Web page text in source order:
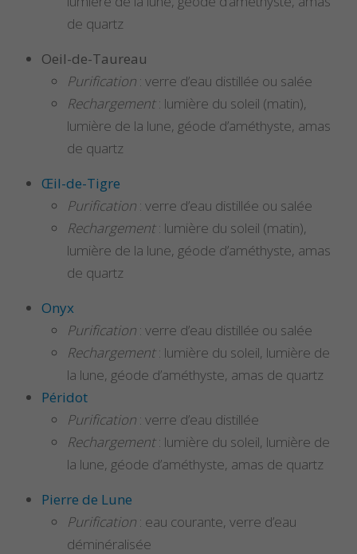
de quartz
Oeil-de-Taureau
Purification : verre d’eau distillée ou salée
Rechargement: lumière du soleil (matin),
lumière de la lune, géode d’améthyste, amas
de quartz
Œil-de-Tigre
Purification : verre d’eau distillée ou salée
Rechargement: lumière du soleil (matin),
lumière de la lune, géode d’améthyste, amas
de quartz
Onyx
Purification : verre d’eau distillée ou salée
Rechargement: lumière du soleil, lumière de
la lune, géode d’améthyste, amas de quartz
Péridot
Purification : verre d’eau distillée
Rechargement: lumière du soleil, lumière de
la lune, géode d’améthyste, amas de quartz
Pierre de Lune
Purification : eau courante, verre d’eau
déminéralisée